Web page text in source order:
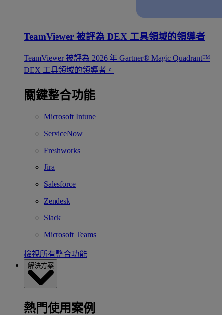
TeamViewer 被評為 DEX 工具領域的領導者
TeamViewer 被評為 2026 年 Gartner® Magic Quadrant™
DEX 工具領域的領導者。
關鍵整合功能
Microsoft Intune
ServiceNow
Freshworks
Jira
Salesforce
Zendesk
Slack
Microsoft Teams
檢視所有整合功能
解決方案
熱門使用案例